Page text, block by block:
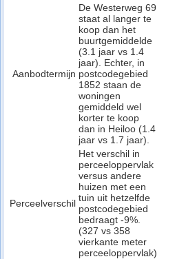
Aanbodtermijn
De Westerweg 69
staat al langer te
koop dan het
buurtgemiddelde
(3.1 jaar vs 1.4
jaar). Echter, in
postcodegebied
1852 staan de
woningen
gemiddeld wel
korter te koop
dan in Heiloo (1.4
jaar vs 1.7 jaar).
Perceelverschil
Het verschil in
perceeloppervlak
versus andere
huizen met een
tuin uit hetzelfde
postcodegebied
bedraagt -9%.
(327 vs 358
vierkante meter
perceeloppervlak)